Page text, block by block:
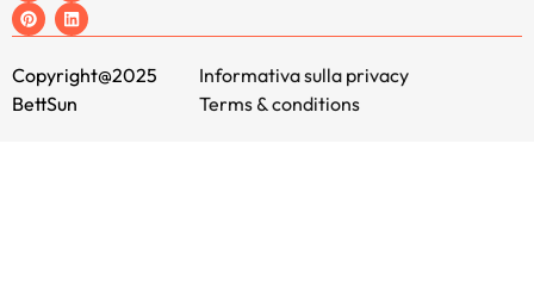
Copyright@2025
BettSun
Informativa sulla privacy
Terms & conditions